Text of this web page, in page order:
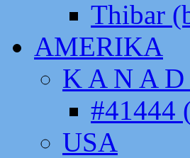
Thibar
AMERIKA
K A N A
#41444
USA